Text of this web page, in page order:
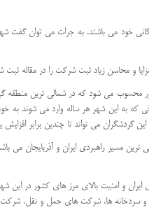
خود می باشند. به جرات می توان
و محاسن زیاد ثبت شرکت را در مقاله ثبت
محسوب می شود که در شمالی ترین منطقه
می تواند تا چندین برابر افزایش
مسیر راهبردی ایران و آذربایجان می
ایران و امنیت بالای مرز های کشور در
و سردخانه ها، شرکت های حمل و نقل،